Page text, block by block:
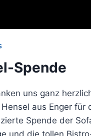
Spende
uns ganz
aus Enger für
Spende der